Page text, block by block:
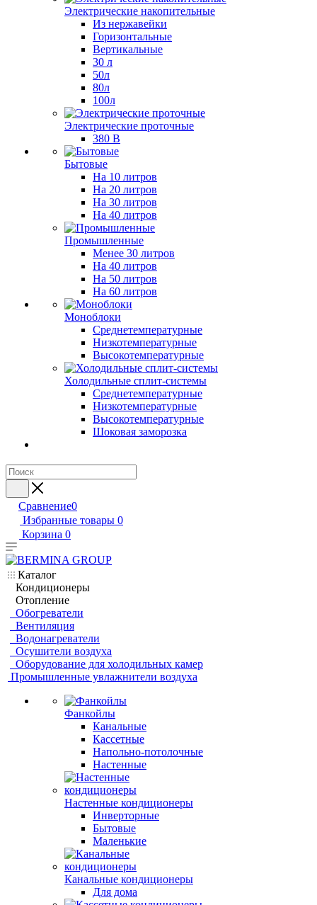
Электрические накопительные
Из нержавейки
Горизонтальные
Вертикальные
30 л
50л
80л
100л
Электрические проточные
380 В
Бытовые
На 10 литров
На 20 литров
На 30 литров
На 40 литров
Промышленные
Менее 30 литров
На 40 литров
На 50 литров
На 60 литров
Моноблоки
Среднетемпературные
Низкотемпературные
Высокотемпературные
Холодильные сплит-системы
Среднетемпературные
Низкотемпературные
Высокотемпературные
Шоковая заморозка
Сравнение0
Избранные товары 0
Корзина 0
Каталог
Кондиционеры
Отопление
Обогреватели
Вентиляция
Водонагреватели
Осушители воздуха
Оборудование для холодильных камер
Промышленные увлажнители воздуха
Фанкойлы
Канальные
Кассетные
Напольно-потолочные
Настенные
Настенные кондиционеры
Инверторные
Бытовые
Маленькие
Канальные кондиционеры
Для дома